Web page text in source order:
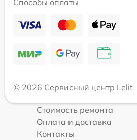
© 2026 Сервисный центр Lelit
Стоимость ремонта
Оплата и доставка
Контакты